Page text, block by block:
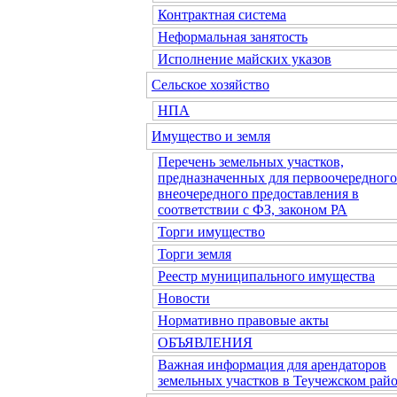
Контрактная система
Неформальная занятость
Исполнение майских указов
Сельское хозяйство
НПА
Имущество и земля
Перечень земельных участков,
предназначенных для
внеочередного предоставления в
соответствии с ФЗ, законом РА
Торги имущество
Торги земля
Реестр муниципального имущества
Новости
Нормативно правовые акты
ОБЪЯВЛЕНИЯ
Важная информация для арендаторов
земельных участков в Теучежском